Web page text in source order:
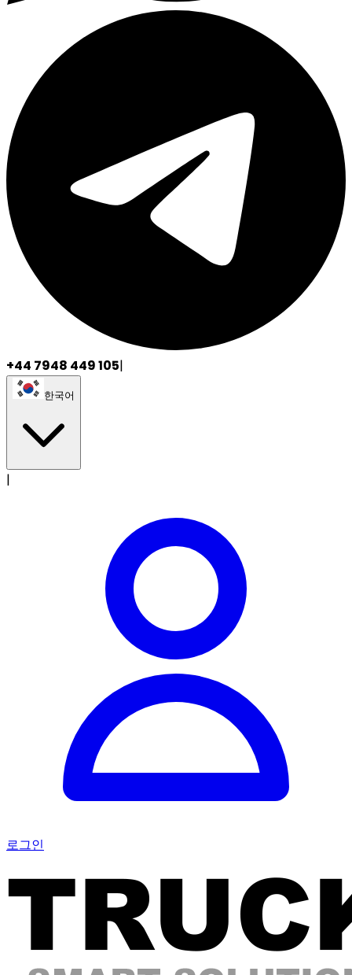
+44 7948 449 105|
한국어
|
로그인